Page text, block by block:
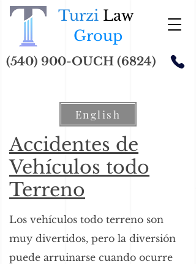
Turzi Law
Group
(540) 900-OUCH (6824)
English
Accidentes de
Vehículos todo
Terreno
Los vehículos todo terreno son
muy divertidos, pero la diversión
puede arruinarse cuando ocurre